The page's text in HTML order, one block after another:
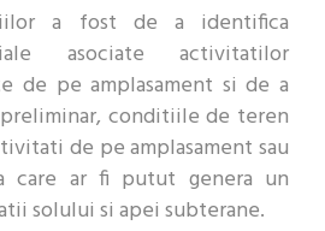
a fost de a identifica
asociate activitatilor
de pe amplasament si de a
conditiile de teren
de pe amplasament sau
care ar fi putut genera un
solului si apei subterane.